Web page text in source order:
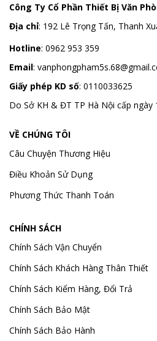
Công Ty Cổ Phần Thiết Bị Văn
Địa chỉ: 192 Lê Trọng Tấn, Thanh
Hotline: 0962 953 359
Email:
Giấy phép KD số: 0110033625
Do Sở KH & ĐT TP Hà Nội cấp ngày
VỀ CHÚNG TÔI
Câu Chuyện Thương Hiệu
Điều Khoản Sử Dụng
Phương Thức Thanh Toán
CHÍNH SÁCH
Chính Sách Vận Chuyển
Chính Sách Khách Hàng Thân Thiết
Chính Sách Kiểm Hàng, Đổi Trả
Chính Sách Bảo Mật
Chính Sách Bảo Hành